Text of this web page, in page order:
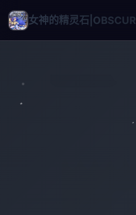
女神的精灵石